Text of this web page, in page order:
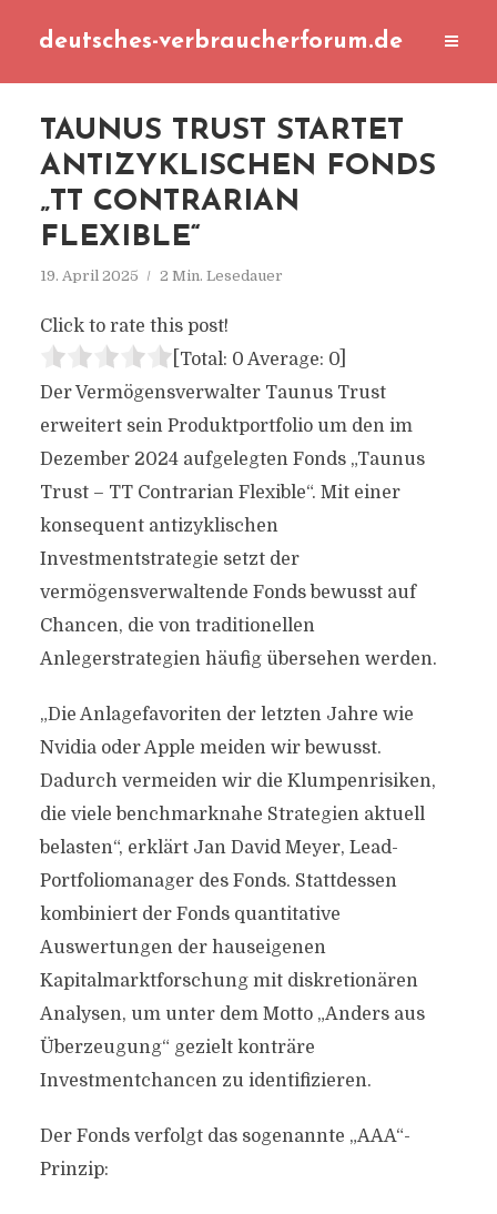
deutsches-verbraucherforum.de
TAUNUS TRUST STARTET
ANTIZYKLISCHEN FONDS
„TT CONTRARIAN
FLEXIBLE“
19. April 2025 2 Min. Lesedauer
Click to rate this post!
[Total: 0 Average: 0]
Der Vermögensverwalter Taunus Trust
erweitert sein Produktportfolio um den im
Dezember 2024 aufgelegten Fonds „Taunus
Trust – TT Contrarian Flexible“. Mit einer
konsequent antizyklischen
Investmentstrategie setzt der
vermögensverwaltende Fonds bewusst auf
Chancen, die von traditionellen
Anlegerstrategien häufig übersehen werden.
„Die Anlagefavoriten der letzten Jahre wie
Nvidia oder Apple meiden wir bewusst.
Dadurch vermeiden wir die Klumpenrisiken,
die viele benchmarknahe Strategien aktuell
belasten“, erklärt Jan David Meyer, Lead-
Portfoliomanager des Fonds. Stattdessen
kombiniert der Fonds quantitative
Auswertungen der hauseigenen
Kapitalmarktforschung mit diskretionären
Analysen, um unter dem Motto „Anders aus
Überzeugung“ gezielt konträre
Investmentchancen zu identifizieren.
Der Fonds verfolgt das sogenannte „AAA“-
Prinzip: